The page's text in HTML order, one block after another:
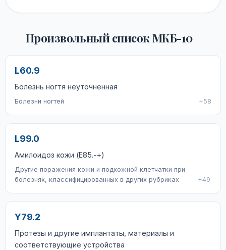
Произвольный список МКБ-10
L60.9
Болезнь ногтя неуточненная
Болезни ногтей +58
L99.0
Амилоидоз кожи (E85.-+)
Другие поражения кожи и подкожной клетчатки при
болезнях, классифицированных в других рубриках
+49
Y79.2
Протезы и другие имплантаты, материалы и
соответствующие устройства